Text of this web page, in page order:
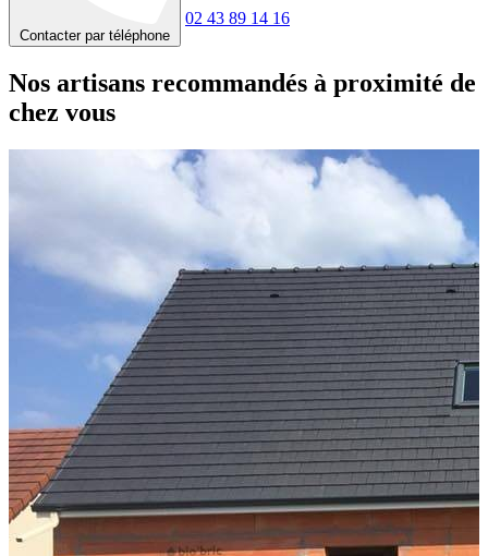
Contacter par téléphone
02 43 89 14 16
Nos artisans recommandés à proximité de
chez vous